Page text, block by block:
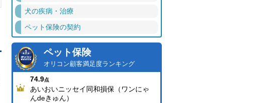
犬の疾病・治療
ペット保険の契約
ペット保険
オリコン顧客満足度ランキング
74.9点
あいおいニッセイ同和損保（ワンにゃ
んdeきゅん）